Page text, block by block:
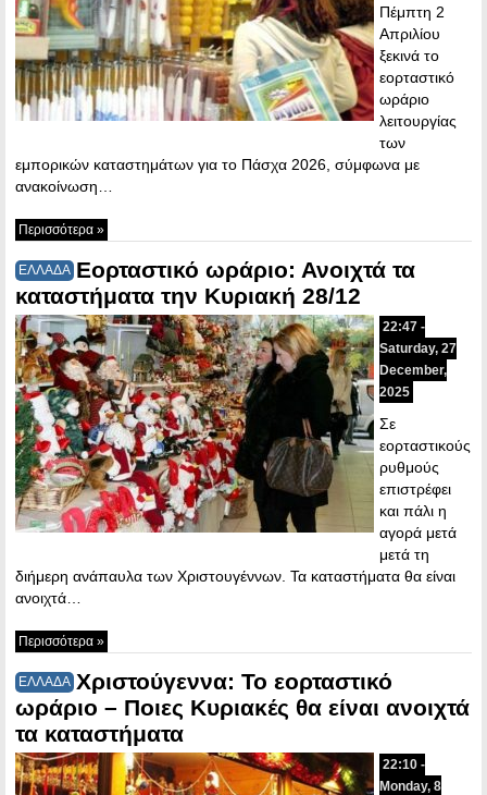
Πέμπτη 2
Απριλίου
ξεκινά το
εορταστικό
ωράριο
λειτουργίας
των
εμπορικών καταστημάτων για το Πάσχα 2026, σύμφωνα με
ανακοίνωση…
Περισσότερα »
ΕΛΛΑΔΑ Εορταστικό ωράριο: Ανοιχτά τα
καταστήματα την Κυριακή 28/12
22:47 -
Saturday, 27
December,
2025
Σε
εορταστικούς
ρυθμούς
επιστρέφει
και πάλι η
αγορά μετά
μετά τη
διήμερη ανάπαυλα των Χριστουγέννων. Τα καταστήματα θα είναι
ανοιχτά…
Περισσότερα »
ΕΛΛΑΔΑ Χριστούγεννα: Το εορταστικό
ωράριο – Ποιες Κυριακές θα είναι ανοιχτά
τα καταστήματα
22:10 -
Monday, 8